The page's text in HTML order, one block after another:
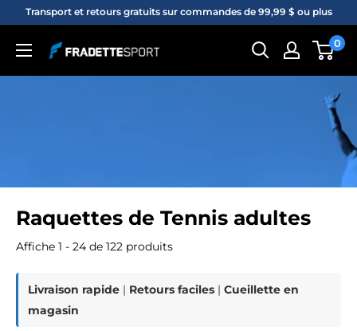
Passer
contenu
Transport et retours gratuits sur commandes de 99,99 $ ou plus
Fradette
sport
0
Raquettes de Tennis adultes
Affiche 1 - 24 de 122 produits
Livraison rapide | Retours faciles | Cueillette en
magasin